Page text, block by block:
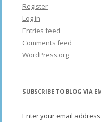
Register
Log in
Entries feed
Comments feed
WordPress.org
SUBSCRIBE TO BLOG VIA
Enter your email